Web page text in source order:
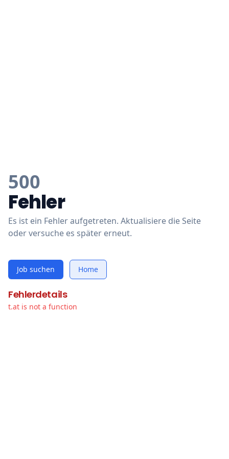
500
Fehler
Es ist ein Fehler aufgetreten. Aktualisiere die Seite
oder versuche es später erneut.
Job suchen Home
Fehlerdetails
t.at is not a function